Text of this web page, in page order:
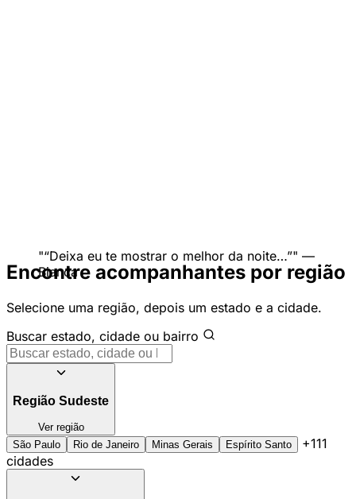
“Deixa eu te mostrar o melhor da noite…” —
Bianca
Encontre acompanhantes por região
Selecione uma região, depois um estado e a cidade.
Buscar estado, cidade ou bairro
Região Sudeste
Ver região
São Paulo
Rio de Janeiro Minas Gerais Espírito Santo
+111
cidades